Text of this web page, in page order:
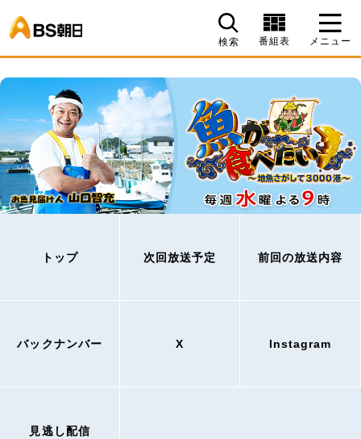
検索 番組表 メニュー
トップ 次回放送予定 前回の放送内容
バックナンバー X Instagram
見逃し配信